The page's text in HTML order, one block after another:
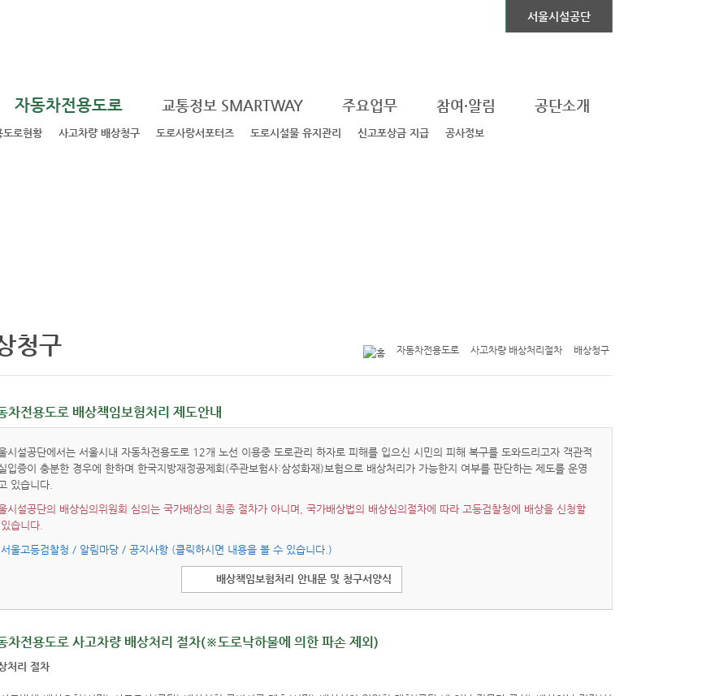
서울시설공단
자동차전용도로
도로현황 사고차량 배상청구 도로사랑서포터즈 도로시설물 유지관리 신고포상금 지급 공사정보
교통정보 SMARTWAY 주요업무 참여·알림 공단소개
청구 자동차전용도로 사고차량 배상처리절차 배상청구
차전용도로 배상책임보험처리 제도안내
시설공단에서는 서울시내 자동차전용도로 12개 노선 이용중 도로관리 하자로 피해를 입으신 시민의 피해 복구를 도와드리고자 객관적
입증이 충분한 경우에 한하며 한국지방재정공제회(주관보험사:삼성화재)보험으로 배상처리가 가능한지 여부를 판단하는 제도를 운영
있습니다.
시설공단의 배상심의위원회 심의는 국가배상의 최종 절차가 아니며, 국가배상법의 배상심의절차에 따라 고등검찰청에 배상을 신청할
습니다.
서울고등검찰청 / 알림마당 / 공지사항 (클릭하시면 내용을 볼 수 있습니다.)
배상책임보험처리 안내문 및 청구서양식
차전용도로 사고차량 배상처리 절차(※도로낙하물에 의한 파손 제외)
처리 절차